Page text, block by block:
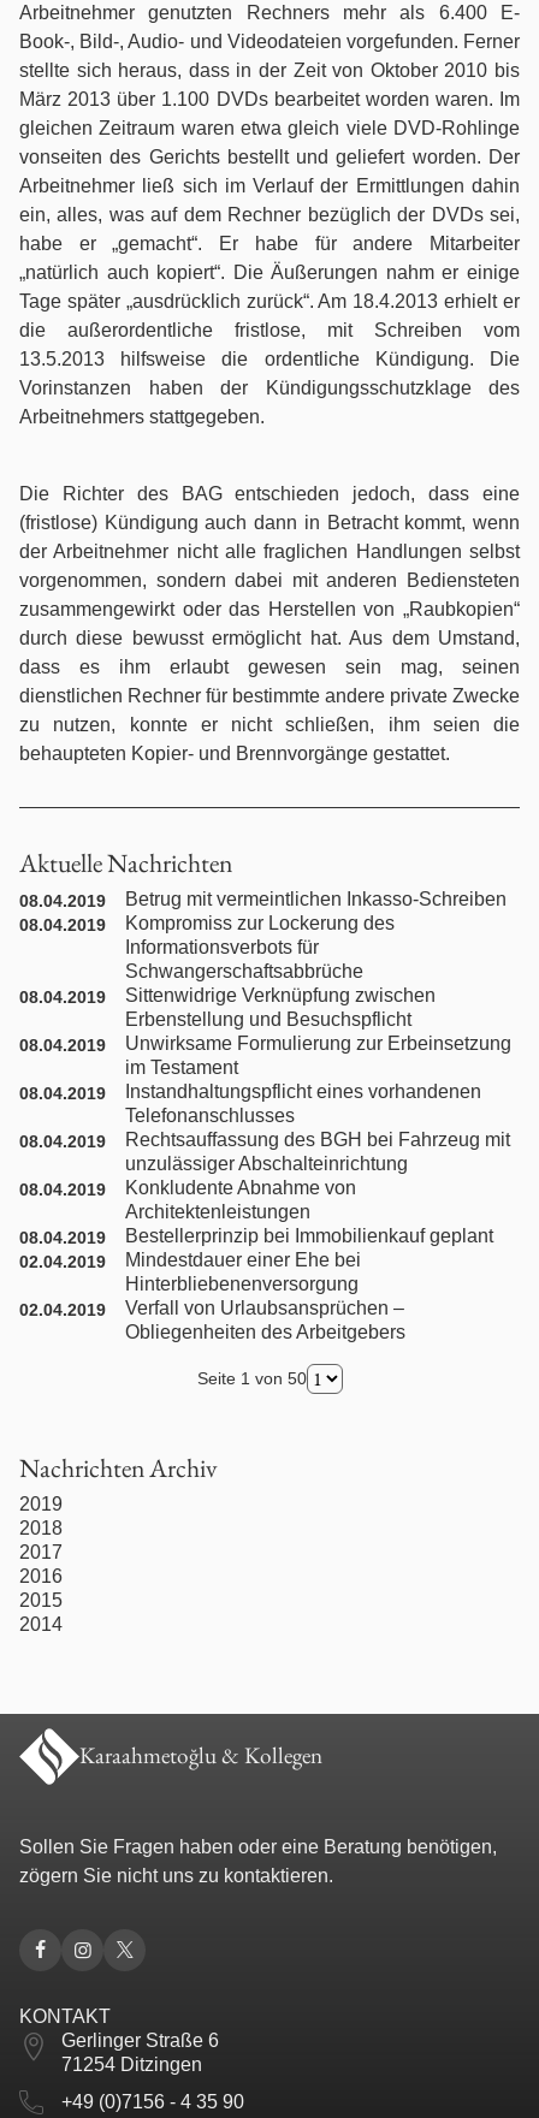
Internationales Privatrecht
Internationales Wirtschaftsrecht
Jugendstrafrecht
Kaufrecht
Kündigungsschutzrecht
Maklerrecht
Medienrecht
Nachbarrecht
Nebenklage / Opferrecht
Ordnungswidrigkeiten / Bußgeldrecht
Presserecht
Scheidungsrecht
Türkisches Handelsrecht
Türkisches Wirtschaftsrecht
Türkisches Zivilrecht
Umgangsrecht / Sorgerecht
Unfallrecht
Unterhaltsrecht
Urheberrecht
Werkstatt- und Werkvertragsrecht
Wohnraummietrecht / WEG-Recht
Arbeitnehmer genutzten Rechners mehr als 6.400 E-
Book-, Bild-, Audio- und Videodateien vorgefunden. Ferner
stellte sich heraus, dass in der Zeit von Oktober 2010 bis
März 2013 über 1.100 DVDs bearbeitet worden waren. Im
gleichen Zeitraum waren etwa gleich viele DVD-Rohlinge
vonseiten des Gerichts bestellt und geliefert worden. Der
Arbeitnehmer ließ sich im Verlauf der Ermittlungen dahin
ein, alles, was auf dem Rechner bezüglich der DVDs sei,
habe er „gemacht“. Er habe für andere Mitarbeiter
„natürlich auch kopiert“. Die Äußerungen nahm er einige
Tage später „ausdrücklich zurück“. Am 18.4.2013 erhielt er
die außerordentliche fristlose, mit Schreiben vom
13.5.2013 hilfsweise die ordentliche Kündigung. Die
Vorinstanzen haben der Kündigungsschutzklage des
Arbeitnehmers stattgegeben.
Die Richter des BAG entschieden jedoch, dass eine
(fristlose) Kündigung auch dann in Betracht kommt, wenn
der Arbeitnehmer nicht alle fraglichen Handlungen selbst
vorgenommen, sondern dabei mit anderen Bediensteten
zusammengewirkt oder das Herstellen von „Raubkopien“
durch diese bewusst ermöglicht hat. Aus dem Umstand,
dass es ihm erlaubt gewesen sein mag, seinen
dienstlichen Rechner für bestimmte andere private Zwecke
zu nutzen, konnte er nicht schließen, ihm seien die
behaupteten Kopier- und Brennvorgänge gestattet.
Aktuelle Nachrichten
08.04.2019 Betrug mit vermeintlichen Inkasso-Schreiben
08.04.2019
Kompromiss zur Lockerung des
Informationsverbots für
Schwangerschaftsabbrüche
08.04.2019
Sittenwidrige Verknüpfung zwischen
Erbenstellung und Besuchspflicht
08.04.2019
Unwirksame Formulierung zur Erbeinsetzung
im Testament
08.04.2019
Instandhaltungspflicht eines vorhandenen
Telefonanschlusses
08.04.2019
Rechtsauffassung des BGH bei Fahrzeug mit
unzulässiger Abschalteinrichtung
08.04.2019
Konkludente Abnahme von
Architektenleistungen
08.04.2019 Bestellerprinzip bei Immobilienkauf geplant
02.04.2019
Mindestdauer einer Ehe bei
Hinterbliebenenversorgung
02.04.2019
Verfall von Urlaubsansprüchen –
Obliegenheiten des Arbeitgebers
Seite 1 von 50
Nachrichten Archiv
2019
2018
2017
2016
2015
2014
Karaahmetoğlu & Kollegen
Sollen Sie Fragen haben oder eine Beratung benötigen,
zögern Sie nicht uns zu kontaktieren.
KONTAKT
Gerlinger Straße 6
71254 Ditzingen
+49 (0)7156 - 4 35 90